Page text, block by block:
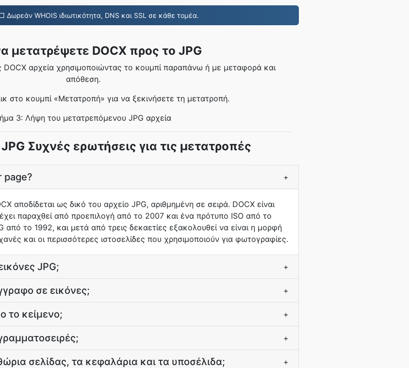
Δωρεάν WHOIS ιδιωτικότητα, DNS και SSL σε κάθε τομέα.
μετατρέψετε DOCX προς το JPG
DOCX αρχεία χρησιμοποιώντας το κουμπί παραπάνω ή με μεταφορά και
απόθεση.
στο κουμπί «Μετατροπή» για να ξεκινήσετε τη μετατροπή.
3: Λήψη του μετατρεπόμενου JPG αρχεία
Συχνές ερωτήσεις για τις μετατροπές
page? +
αποδίδεται ως δικό του αρχείο JPG, αριθμημένη σε σειρά. DOCX είναι
παραχθεί από προεπιλογή από το 2007 και ένα πρότυπο ISO από το
από το 1992, και μετά από τρεις δεκαετίες εξακολουθεί να είναι η μορφή
και οι περισσότερες ιστοσελίδες που χρησιμοποιούν για φωτογραφίες.
JPG; +
σε εικόνες; +
το κείμενο; +
+
σελίδας, τα κεφαλάρια και τα υποσέλιδα; +